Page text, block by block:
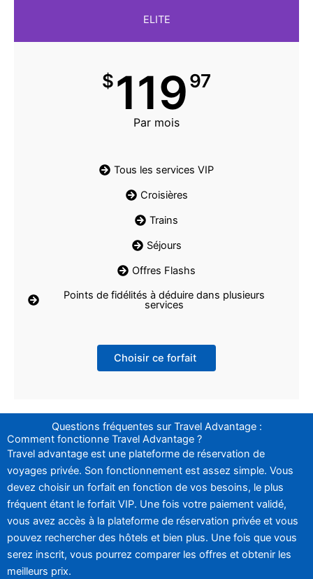
ELITE
$11997
Par mois
Tous les services VIP
Croisières
Trains
Séjours
Offres Flashs
Points de fidélités à déduire dans plusieurs
services
Choisir ce forfait
Questions fréquentes sur Travel Advantage :
Comment fonctionne Travel Advantage ?
Travel advantage est une plateforme de réservation de
voyages privée. Son fonctionnement est assez simple. Vous
devez choisir un forfait en fonction de vos besoins, le plus
fréquent étant le forfait VIP. Une fois votre paiement validé,
vous avez accès à la plateforme de réservation privée et vous
pouvez rechercher des hôtels et bien plus. Une fois que vous
serez inscrit, vous pourrez comparer les offres et obtenir les
meilleurs prix.